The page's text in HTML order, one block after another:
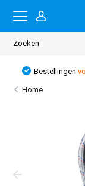
Bestellingen
Home